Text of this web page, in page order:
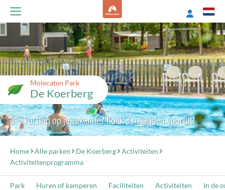
Molecaten Park
De Koerberg
8% korting op je vakantie? Boek 3 maanden vooruit!
Home Alle parken De Koerberg
Activiteiten
Activiteitenprogramma
Park Huren of kamperen Faciliteiten Activiteiten In de